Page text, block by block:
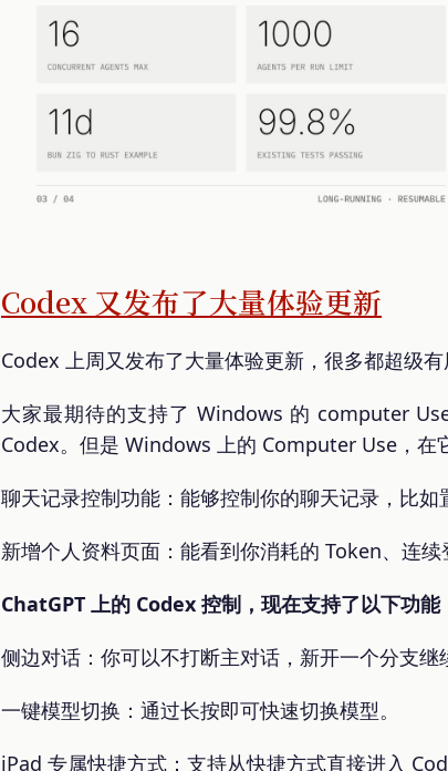
Codex 又发布了大量体验更新
Codex 上周又发布了大量体验更新，很多都超级
大家最期待的支持了 Windows 的 computer
Codex。但是 Windows 上的 Computer Use，在
聊天记录控制功能：能够控制你的聊天记录，比如
新增个人资料页面：能看到你消耗的 Token、连续
ChatGPT 上的 Codex 控制，现在支持了以下功能
侧边对话：你可以不打断主对话，新开一个分支
一键模型切换：通过长按即可快速切换模型。
iPad 专属快捷方式：支持从快捷方式直接进入